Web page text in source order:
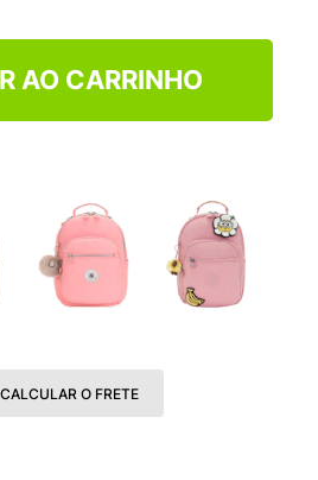
AO CARRINHO
CALCULAR O FRETE